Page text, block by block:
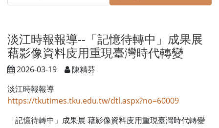
淡江時報報導--「記憶待轉中」成果展
藉影像資料庋用重現臺灣時代轉變
2026-03-19
陳精芬
淡江時報報導
https://tkutimes.tku.edu.tw/dtl.aspx?no=60009
「記憶待轉中」成果展 藉影像資料庋用重現臺灣時代轉變